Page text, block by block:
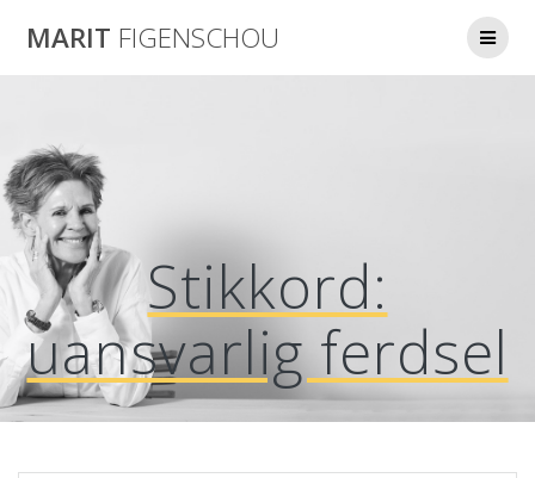
to
MARIT FIGENSCHOU
Stikkord:
uansvarlig ferdsel